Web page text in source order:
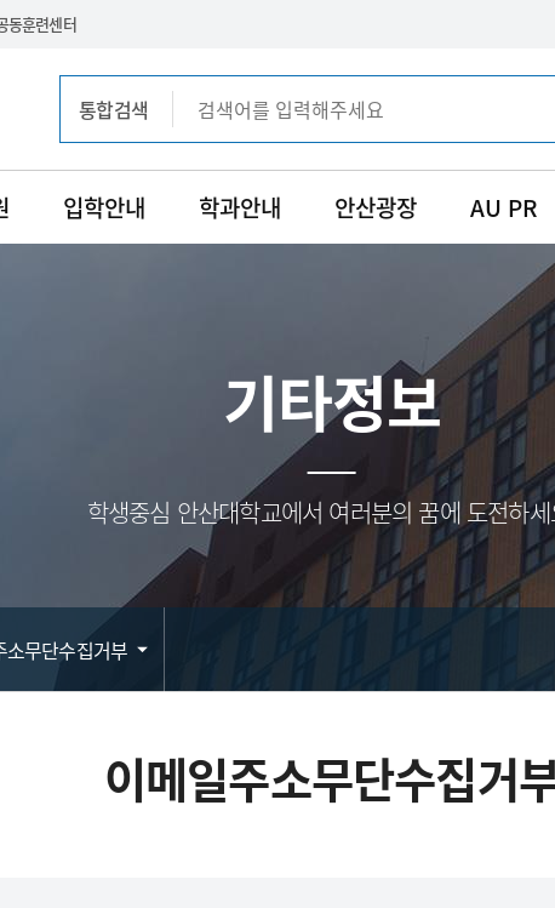
동훈련센터
통합검색
통합검색
입학안내 학과안내 안산광장 AU PR
기타정보
학생중심 안산대학교에서 여러분의 꿈에 도전하
소무단수집거부
이메일주소무단수집거